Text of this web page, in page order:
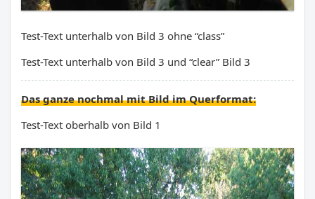
Test-Text unterhalb von Bild 3 ohne “class”
Test-Text unterhalb von Bild 3 und “clear” Bild 3
Das ganze nochmal mit Bild im Querformat:
Test-Text oberhalb von Bild 1